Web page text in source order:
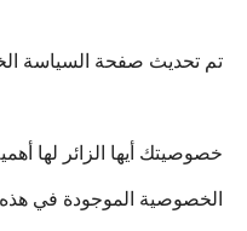
تم تحديث صفحة السياسة
خصوصيتك أيها الزائر لها
الخصوصية الموجودة في